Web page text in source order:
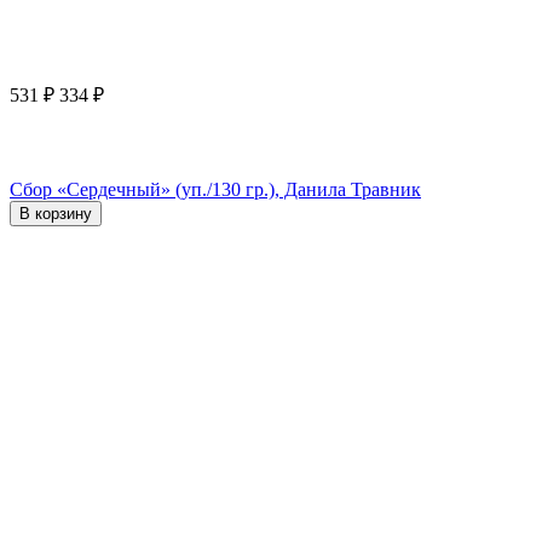
531 ₽ 334 ₽
Сбор «Сердечный» (уп./130 гр.), Данила Травник
В корзину